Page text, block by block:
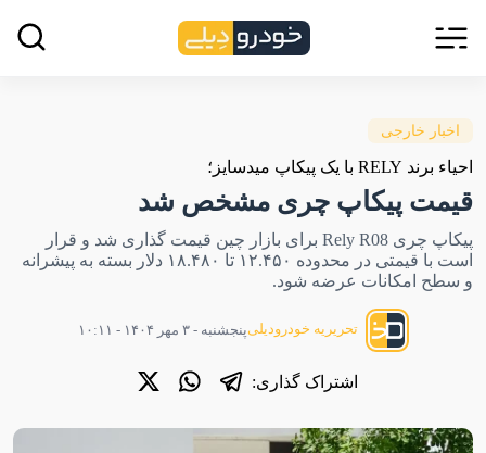
اخبار خارجی
احیاء برند RELY با یک پیکاپ میدسایز؛
قیمت پیکاپ چری مشخص شد
پیکاپ چری Rely R08 برای بازار چین قیمت گذاری شد و قرار
است با قیمتی در محدوده ۱۲.۴۵۰ تا ۱۸.۴۸۰ دلار بسته به پیشرانه
و سطح امکانات عرضه شود.
تحریریه خودرودیلیپنجشنبه - ۳ مهر ۱۴۰۴ - ۱۰:۱۱
اشتراک گذاری: